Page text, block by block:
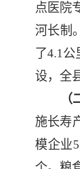
点医院
河长制
了4.1公
设，全
施长寿
模企业5